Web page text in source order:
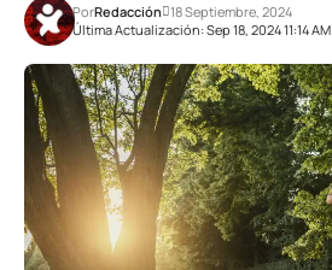
Última Actualización: Sep 18, 2024 11:14 AM
PorRedacción 18 Septiembre, 2024